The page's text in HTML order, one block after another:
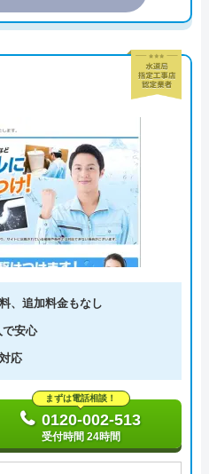
、追加料金もなし
で安心
応
まずは電話相談！
0120-002-513
受付時間 24時間